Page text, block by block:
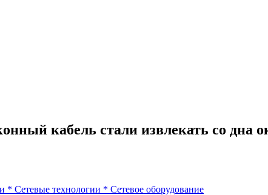
кабель стали извлекать со дна
* Сетевые технологии * Сетевое оборудование